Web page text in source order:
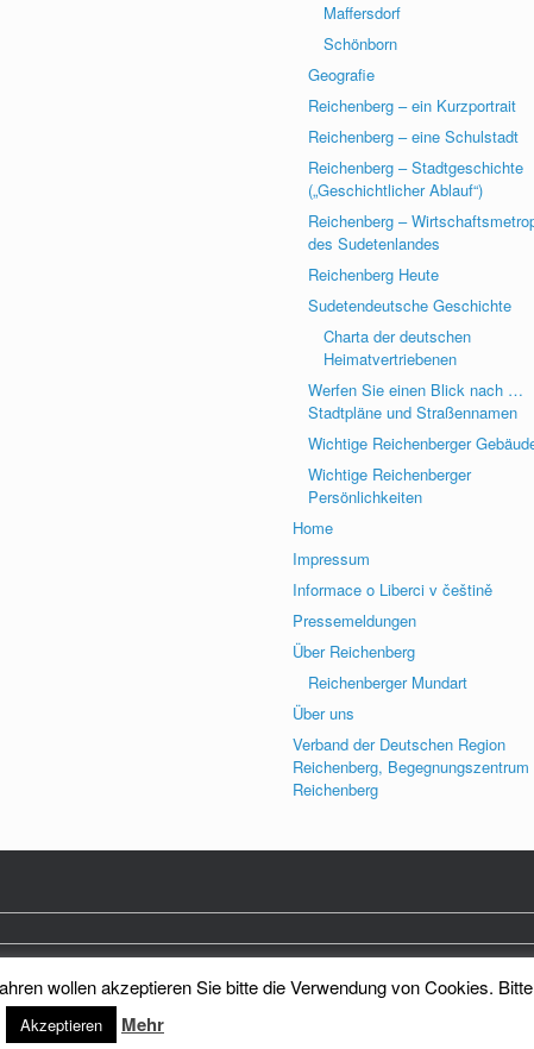
Maffersdorf
Schönborn
Geografie
Reichenberg – ein Kurzportrait
Reichenberg – eine Schulstadt
Reichenberg – Stadtgeschichte
(„Geschichtlicher Ablauf“)
Reichenberg –
des Sudetenlandes
Reichenberg Heute
Sudetendeutsche Geschichte
Charta der deutschen
Heimatvertriebenen
Werfen Sie einen Blick nach …
Stadtpläne und Straßennamen
Wichtige Reichenberger
Wichtige Reichenberger
Persönlichkeiten
Home
Impressum
Informace o Liberci v češtině
Pressemeldungen
Über Reichenberg
Reichenberger Mundart
Über uns
Verband der Deutschen Region
Reichenberg, Begegnungszentrum
Reichenberg
e.V. Theme bySiteOrigin
wollen akzeptieren Sie bitte die Verwendung von Cookies.
Akzeptieren Mehr